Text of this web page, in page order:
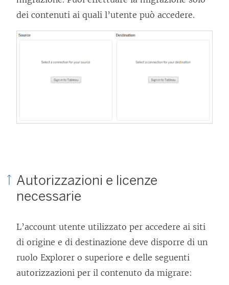
dei contenuti ai quali l’utente può accedere.
Autorizzazioni e licenze
necessarie
L’account utente utilizzato per accedere ai siti
di origine e di destinazione deve disporre di un
ruolo Explorer o superiore e delle seguenti
autorizzazioni per il contenuto da migrare: